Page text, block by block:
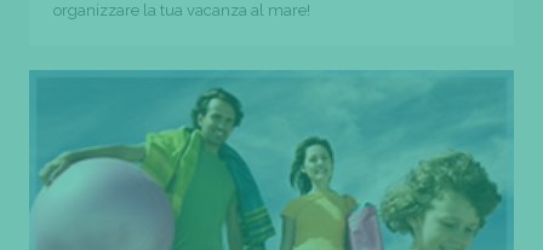
organizzare la tua vacanza al mare!